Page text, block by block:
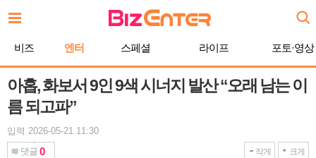
문
비즈 엔터 스페셜 라이프 포토·영상
아홉, 화보서 9인 9색 시너지 발산 “오래 남는 이
름 되고파”
입력 2026-05-21 11:30
댓글 0 작게 크게